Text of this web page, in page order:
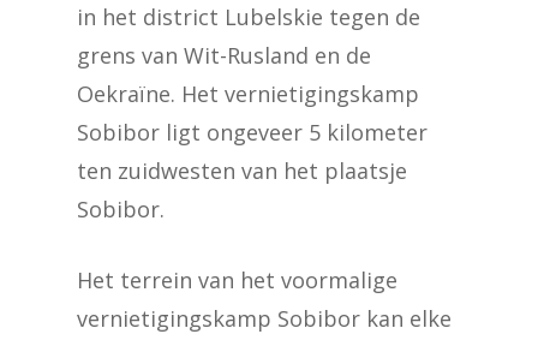
in het district Lubelskie tegen de
grens van Wit-Rusland en de
Oekraïne. Het vernietigingskamp
Sobibor ligt ongeveer 5 kilometer
ten zuidwesten van het plaatsje
Sobibor.
Het terrein van het voormalige
vernietigingskamp Sobibor kan elke